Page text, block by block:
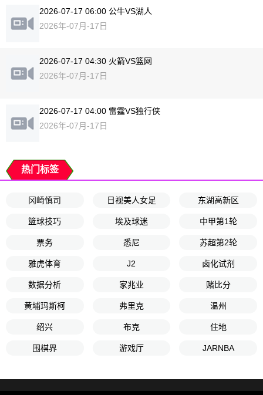
2026-07-17 06:00 公牛VS湖人
2026年-07月-17日
2026-07-17 04:30 火箭VS篮网
2026年-07月-17日
2026-07-17 04:00 雷霆VS独行侠
2026年-07月-17日
热门标签
冈崎慎司 日视美人女足 东湖高新区
篮球技巧 埃及球迷 中甲第1轮
票务 悉尼 苏超第2轮
雅虎体育 J2 卤化试剂
数据分析 家兆业 赌比分
黄埔玛斯柯 弗里克 温州
绍兴 布克 住地
围棋界 游戏厅 JARNBA